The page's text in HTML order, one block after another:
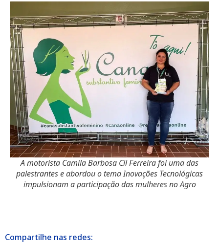
A motorista Camila Barbosa Cil Ferreira foi uma das
palestrantes e abordou o tema Inovações Tecnológicas
impulsionam a participação das mulheres no Agro
Compartilhe nas redes: